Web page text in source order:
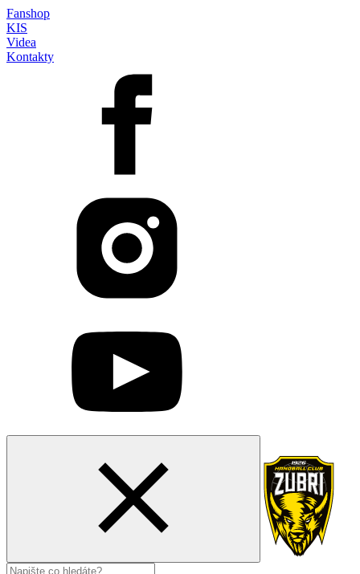
Fanshop
KIS
Videa
Kontakty